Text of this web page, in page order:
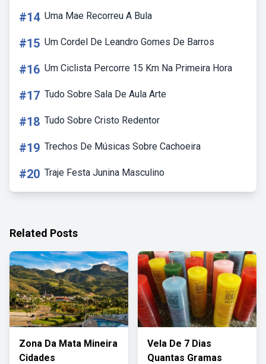
#14 Uma Mae Recorreu A Bula
#15 Um Cordel De Leandro Gomes De Barros
#16 Um Ciclista Percorre 15 Km Na Primeira Hora
#17 Tudo Sobre Sala De Aula Arte
#18 Tudo Sobre Cristo Redentor
#19 Trechos De Músicas Sobre Cachoeira
#20 Traje Festa Junina Masculino
Related Posts
Zona Da Mata Mineira
Cidades
Vela De 7 Dias
Quantas Gramas